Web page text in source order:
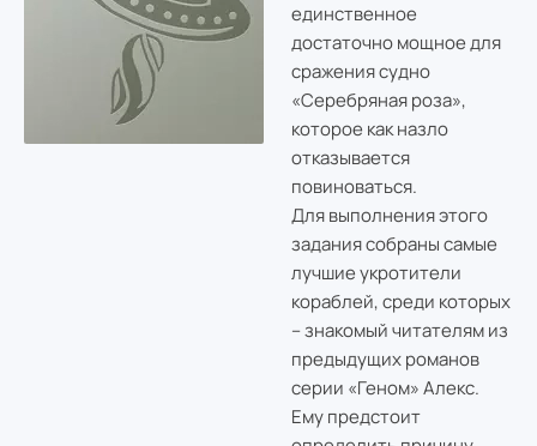
единственное
достаточно мощное для
сражения судно
«Серебряная роза»,
которое как назло
отказывается
повиноваться.
Для выполнения этого
задания собраны самые
лучшие укротители
кораблей, среди которых
– знакомый читателям из
предыдущих романов
серии «Геном» Алекс.
Ему предстоит